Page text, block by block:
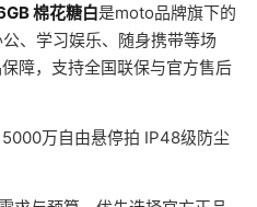
棉花糖白是moto品牌旗下的
、学习娱乐、随身携带等场
障，支持全国联保与官方售后
万自由悬停拍 IP48级防尘